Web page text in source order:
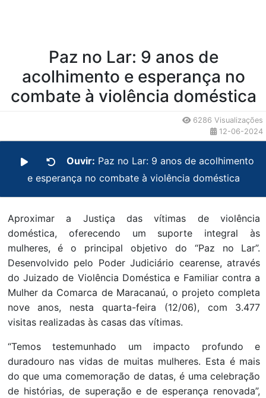
Paz no Lar: 9 anos de
acolhimento e esperança no
combate à violência doméstica
6286 Visualizações
12-06-2024
Ouvir: Paz no Lar: 9 anos de acolhimento
e esperança no combate à violência doméstica
Aproximar a Justiça das vítimas de violência
doméstica, oferecendo um suporte integral às
mulheres, é o principal objetivo do “Paz no Lar”.
Desenvolvido pelo Poder Judiciário cearense, através
do Juizado de Violência Doméstica e Familiar contra a
Mulher da Comarca de Maracanaú, o projeto completa
nove anos, nesta quarta-feira (12/06), com 3.477
visitas realizadas às casas das vítimas.
“Temos testemunhado um impacto profundo e
duradouro nas vidas de muitas mulheres. Esta é mais
do que uma comemoração de datas, é uma celebração
de histórias, de superação e de esperança renovada”,